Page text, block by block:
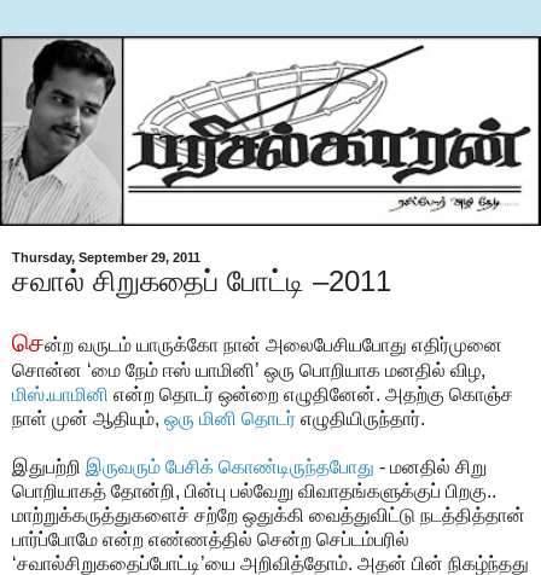
Thursday, September 29, 2011
சவால் சிறுகதைப் போட்டி –2011
சென்ற வருடம் யாருக்கோ நான் அலைபேசியபோது எதிர்முனை
சொன்ன ‘மை நேம் ஈஸ் யாமினி’ ஒரு பொறியாக மனதில் விழ,
மிஸ்.யாமினி என்ற தொடர் ஒன்றை எழுதினேன். அதற்கு கொஞ்ச
நாள் முன் ஆதியும், ஒரு மினி தொடர் எழுதியிருந்தார்.
இதுபற்றி இருவரும் பேசிக் கொண்டிருந்தபோது - மனதில் சிறு
பொறியாகத் தோன்றி, பின்பு பல்வேறு விவாதங்களுக்குப் பிறகு..
மாற்றுக்கருத்துகளைச் சற்றே ஒதுக்கி வைத்துவிட்டு நடத்தித்தான்
பார்ப்போமே என்ற எண்ணத்தில் சென்ற செப்டம்பரில்
‘சவால்சிறுகதைப்போட்டி’யை அறிவித்தோம். அதன் பின் நிகழ்ந்தது